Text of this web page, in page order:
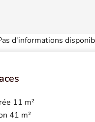
d'informations
11 m²
41 m²